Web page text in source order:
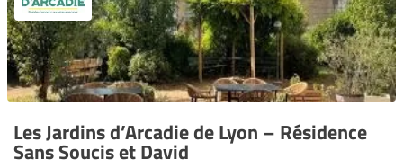
Les Jardins d’Arcadie de Lyon – Résidence
Sans Soucis et David